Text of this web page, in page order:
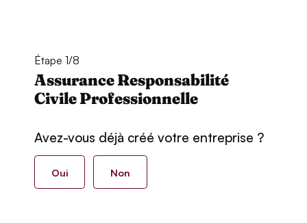
Étape 1/8
Assurance Responsabilité
Civile Professionnelle
Avez-vous déjà créé votre entreprise ?
Oui Non